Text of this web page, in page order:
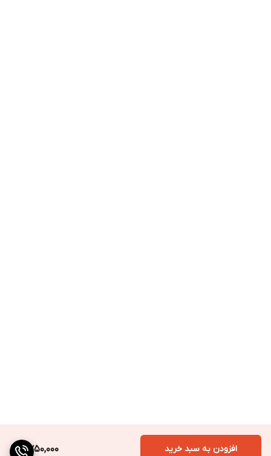
2,750,000 افزودن به سبد خرید